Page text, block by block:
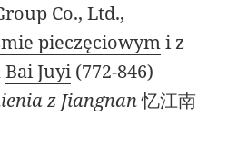
Co., Ltd.,
pieczęciowymi z
Bai Juyi(772-846)
z Jiangnan忆江南